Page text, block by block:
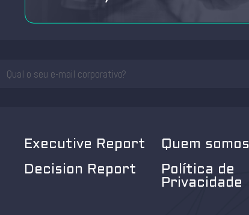
Executive Report
Decision Report
Quem somos
Política de
Privacidade